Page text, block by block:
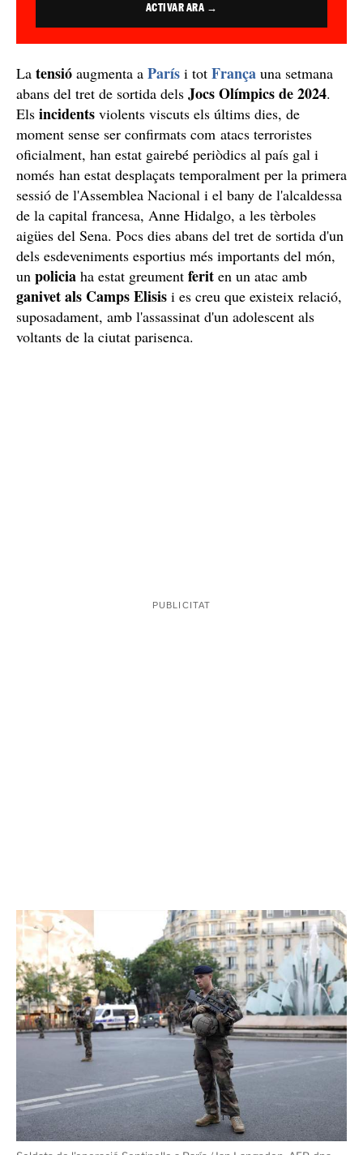
ACTIVAR ARA →
La tensió augmenta a París i tot França una setmana
abans del tret de sortida dels Jocs Olímpics de 2024.
Els incidents violents viscuts els últims dies, de
moment sense ser confirmats com atacs terroristes
oficialment, han estat gairebé periòdics al país gal i
només han estat desplaçats temporalment per la primera
sessió de l'Assemblea Nacional i el bany de l'alcaldessa
de la capital francesa, Anne Hidalgo, a les tèrboles
aigües del Sena. Pocs dies abans del tret de sortida d'un
dels esdeveniments esportius més importants del món,
un policia ha estat greument ferit en un atac amb
ganivet als Camps Elisis i es creu que existeix relació,
suposadament, amb l'assassinat d'un adolescent als
voltants de la ciutat parisenca.